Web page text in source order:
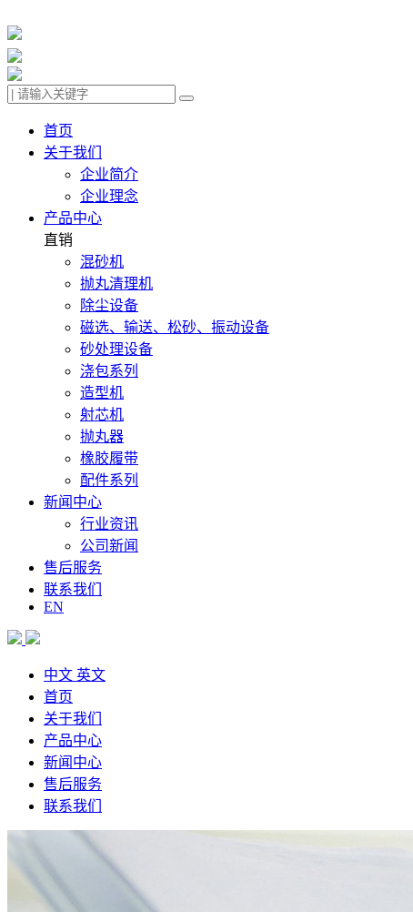
首页
关于我们
企业简介
企业理念
产品中心
直销
混砂机
抛丸清理机
除尘设备
磁选、输送、松砂、振动设备
砂处理设备
浇包系列
造型机
射芯机
抛丸器
橡胶履带
配件系列
新闻中心
行业资讯
公司新闻
售后服务
联系我们
EN
中文 英文
首页
关于我们
产品中心
新闻中心
售后服务
联系我们